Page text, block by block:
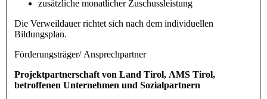
zusätzliche monatlicher Zuschussleistung
Die Verweildauer richtet sich nach dem individuellen
Bildungsplan.
Förderungsträger/ Ansprechpartner
Projektpartnerschaft von Land Tirol, AMS Tirol,
betroffenen Unternehmen und Sozialpartnern